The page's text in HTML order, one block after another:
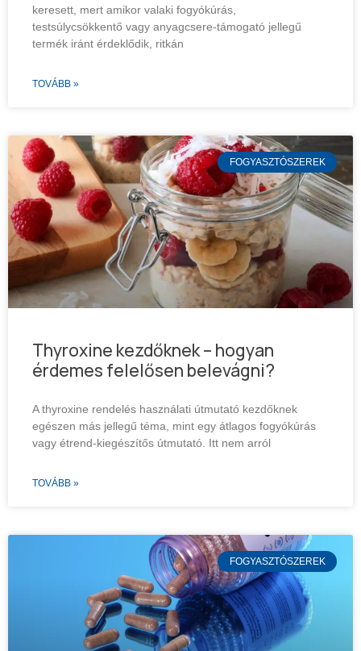
keresett, mert amikor valaki fogyókúrás,
testsúlycsökkentő vagy anyagcsere-támogató jellegű
termék iránt érdeklődik, ritkán
TOVÁBB »
FOGYASZTÓSZEREK
Thyroxine kezdőknek – hogyan
érdemes felelősen belevágni?
A thyroxine rendelés használati útmutató kezdőknek
egészen más jellegű téma, mint egy átlagos fogyókúrás
vagy étrend-kiegészítős útmutató. Itt nem arról
TOVÁBB »
FOGYASZTÓSZEREK